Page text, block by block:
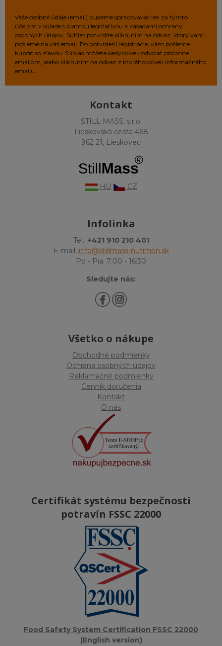
Vaše osobné údaje (email) budeme spracovávať len za týmto
účelom v súlade s platnou legislatívou a zásadami ochrany
osobných údajov. Súhlas potvrdíte kliknutím na odkaz, ktorý vám
pošleme na váš email. Po potvrdení registrácie, vám pošleme
kupón so zľavou. Súhlas môžete kedykoľvek odvolať písomne
emailom, alebo kliknutím na odkaz z ktoréhokoľvek informačného
emailu.
Kontakt
STILL MASS, s.r.o.
Lieskovská cesta 468
962 21, Lieskovec
HU CZ
Infolinka
Tel.: +421 910 210 401
E-mail: info@stillmass-nutrition.sk
Po - Pia: 7:00 - 16:30
Sledujte nás:
Všetko o nákupe
Obchodné podmienky
Ochrana osobných údajov
Reklamačné podmienky
Cenník doručenia
Kontakt
O nás
Certifikát systému bezpečnosti
potravín FSSC 22000
Food Safety System Certification FSSC 22000
(English version)